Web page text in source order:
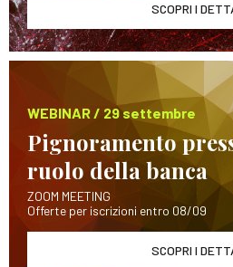
SCOPRI I
WEBINAR / 29 settembre
Pignoramento
ruolo della banca
ZOOM MEETING
Offerte per iscrizioni entro 08/09
SCOPRI I